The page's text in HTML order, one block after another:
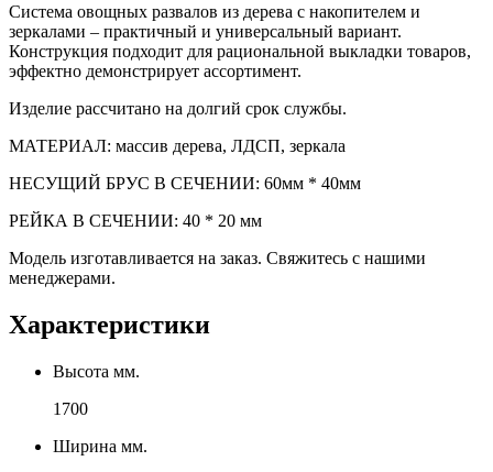
Система овощных развалов из дерева с накопителем и
зеркалами – практичный и универсальный вариант.
Конструкция подходит для рациональной выкладки товаров,
эффектно демонстрирует ассортимент.
Изделие рассчитано на долгий срок службы.
МАТЕРИАЛ: массив дерева, ЛДСП, зеркала
НЕСУЩИЙ БРУС В СЕЧЕНИИ: 60мм * 40мм
РЕЙКА В СЕЧЕНИИ: 40 * 20 мм
Модель изготавливается на заказ. Свяжитесь с нашими
менеджерами.
Характеристики
Высота мм.
1700
Ширина мм.